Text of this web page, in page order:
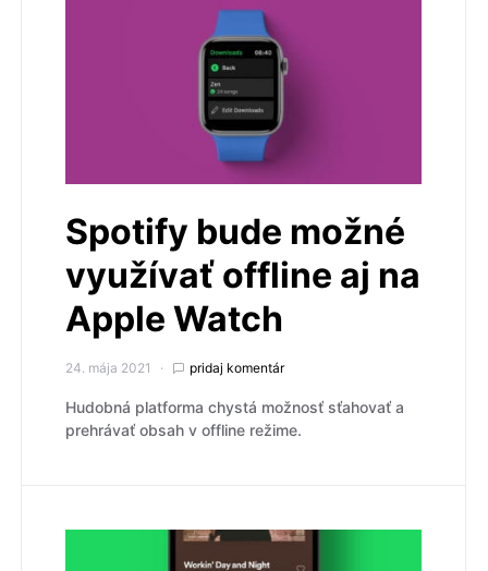
Spotify bude možné
využívať offline aj na
Apple Watch
24. mája 2021 pridaj komentár
Hudobná platforma chystá možnosť sťahovať a
prehrávať obsah v offline režime.